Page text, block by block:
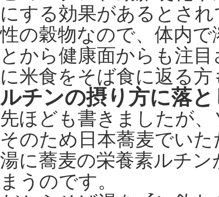
にする効果があるとさ
性の穀物なので、体内
とから健康面からも注
に米食をそば食に返る
ルチンの摂り方に落
先ほども書きましたが
そのため日本蕎麦でい
湯に蕎麦の栄養素ルチ
まうのです。